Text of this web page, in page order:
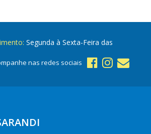
Segunda à Sexta-Feira das
nas redes sociais